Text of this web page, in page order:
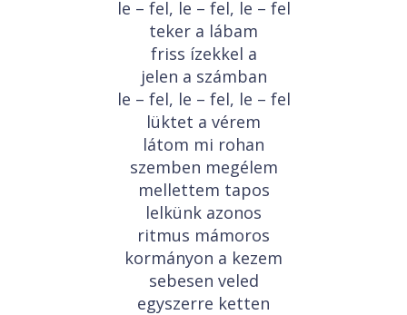
le – fel, le – fel, le – fel
teker a lábam
friss ízekkel a
jelen a számban
le – fel, le – fel, le – fel
lüktet a vérem
látom mi rohan
szemben megélem
mellettem tapos
lelkünk azonos
ritmus mámoros
kormányon a kezem
sebesen veled
egyszerre ketten